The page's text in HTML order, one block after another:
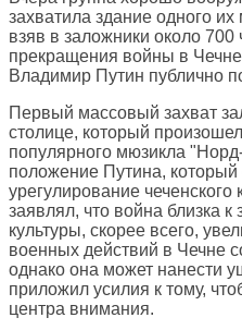
захватила здание одного
взяв в заложники около 700
прекращения войны в
Владимир Путин публично
Первый массовый захват
столице, который
популярного мюзикла
положение Путина, который
урегулирование
заявлял, что война близка
культуры, скорее всего,
военных действий в Чечне
однако она может нанести
приложил усилия к тому,
центра внимания.